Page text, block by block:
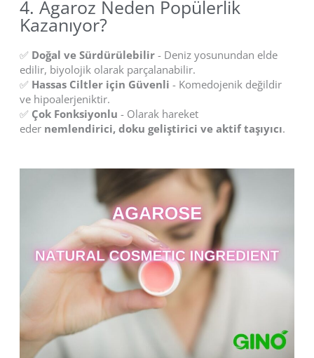
4. Agaroz Neden Popülerlik
Kazanıyor?
✅ Doğal ve Sürdürülebilir- Deniz yosunundan elde
edilir, biyolojik olarak parçalanabilir.
✅ Hassas Ciltler için Güvenli - Komedojenik değildir
ve hipoalerjeniktir.
✅ Çok Fonksiyonlu - Olarak hareket
eder nemlendirici, doku geliştirici ve aktif taşıyıcı.